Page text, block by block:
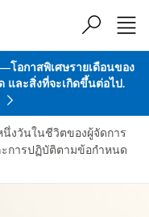
โอกาสพิเศษรายเดือนของ
ละสิ่งที่จะเกิดขึ้นต่อไป.
นึ่งวันในชีวิตของผู้จัดการ
การปฏิบัติตามข้อกำหนด